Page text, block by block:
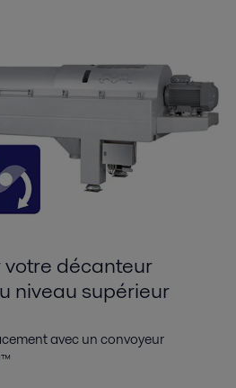
votre décanteur
niveau supérieur
avec un convoyeur